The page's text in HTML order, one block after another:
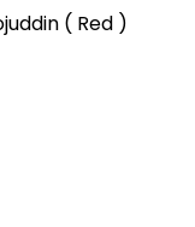
( Red )